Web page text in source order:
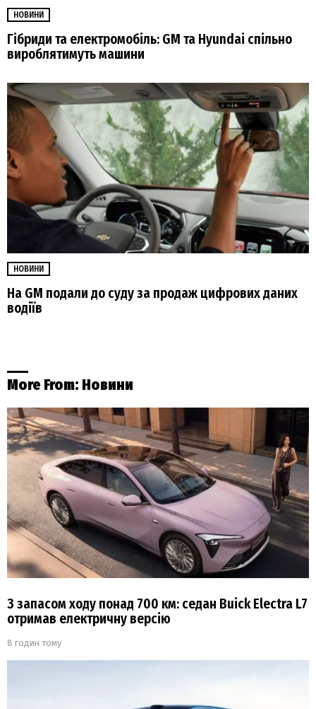
НОВИНИ
Гібриди та електромобіль: GM та Hyundai спільно
вироблятимуть машини
НОВИНИ
На GM подали до суду за продаж цифрових даних
водіїв
More From: Новини
З запасом ходу понад 700 км: седан Buick Electra L7
отримав електричну версію
8 годин тому